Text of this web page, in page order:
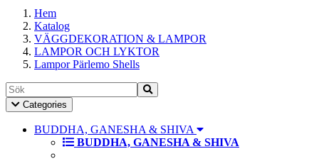
Hem
Katalog
VÄGGDEKORATION & LAMPOR
LAMPOR OCH LYKTOR
Lampor Pärlemo Shells
Toggle
Navigation
Categories
BUDDHA, GANESHA & SHIVA
BUDDHA, GANESHA & SHIVA